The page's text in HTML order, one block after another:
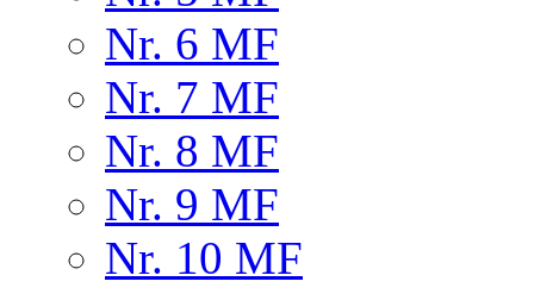
Nr. 6 MF
Nr. 7 MF
Nr. 8 MF
Nr. 9 MF
Nr. 10 MF